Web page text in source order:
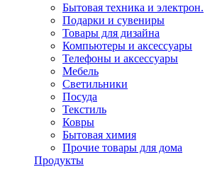
Бытовая техника и электрон.
Подарки и сувениры
Товары для дизайна
Компьютеры и аксессуары
Телефоны и аксессуары
Мебель
Светильники
Посуда
Текстиль
Ковры
Бытовая химия
Прочие товары для дома
Продукты